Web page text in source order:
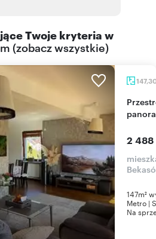
Twoje kryteria w
(zobacz wszystkie)
Przestronny 5-pokojowy apartament 147 m² z
2 488
147m²
Metro |
Na